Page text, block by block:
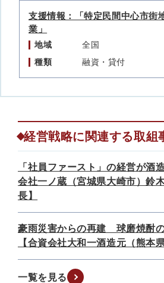
支援情報：「特定民間中心市街
業」
地域
全国
種類
融資・貸付
経営戦略に関連する取組
「社員ファースト」の経営が酒
会社一ノ蔵（宮城県大崎市）鈴
長】
豪雨災害からの再建 球磨焼酎
【合資会社大和一酒造元（熊本
一覧を見る